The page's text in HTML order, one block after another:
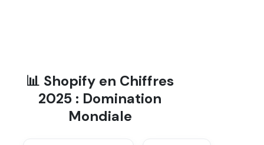
En conclusion, assurez vos colis
Shopify et pilotez votre risque
transport
📊 Shopify en Chiffres
2025 : Domination
Mondiale